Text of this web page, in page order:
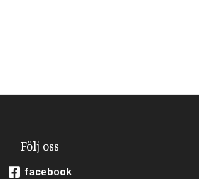
Följ oss
facebook